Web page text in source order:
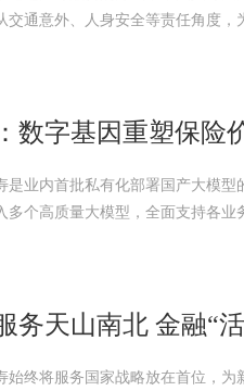
交通意外、人身安全等责任角度，
数字基因重塑保险
是业内首批私有化部署国产大模
多个高质量大模型，全面支持各业
务天山南北 金融“
始终将服务国家战略放在首位，